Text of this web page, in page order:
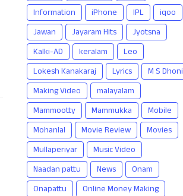
Information
iPhone IPL
iqoo
Jawan
Jayaram Hits
Jyotsna
Kalki-AD
keralam
Leo
Lokesh Kanakaraj
Lyrics
M S Dhoni
Making Video
malayalam
Mammootty
Mammukka
Mobile
Mohanlal
Movie Review
Movies
Mullaperiyar
Music Video
Naadan pattu
News
Onam
Onapattu
Online Money Making